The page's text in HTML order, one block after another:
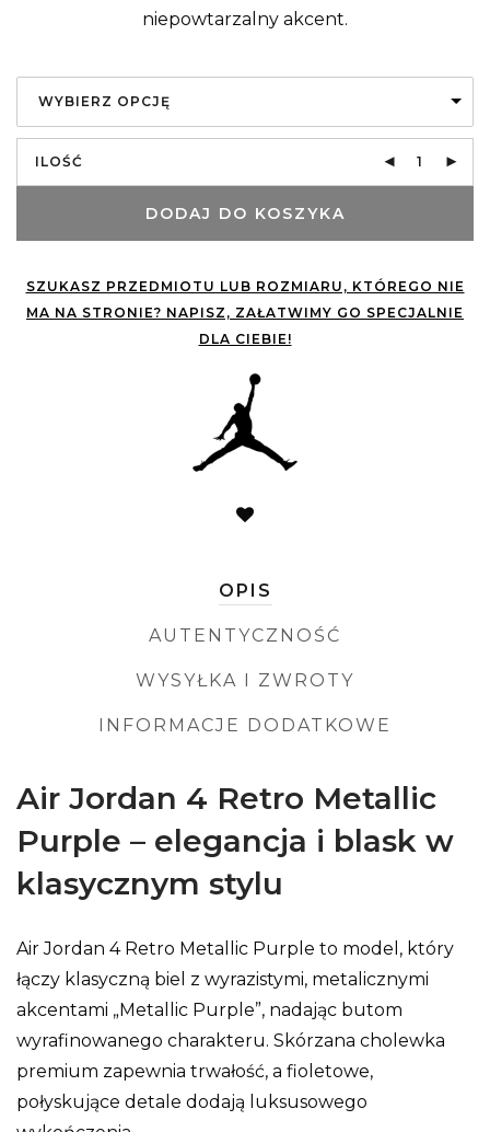
niepowtarzalny akcent.
WYBIERZ OPCJĘ
ILOŚĆ
DODAJ DO KOSZYKA
SZUKASZ PRZEDMIOTU LUB ROZMIARU, KTÓREGO NIE
MA NA STRONIE? NAPISZ, ZAŁATWIMY GO SPECJALNIE
DLA CIEBIE!
OPIS
AUTENTYCZNOŚĆ
WYSYŁKA I ZWROTY
INFORMACJE DODATKOWE
Air Jordan 4 Retro Metallic
Purple – elegancja i blask w
klasycznym stylu
Air Jordan 4 Retro Metallic Purple to model, który
łączy klasyczną biel z wyrazistymi, metalicznymi
akcentami „Metallic Purple”, nadając butom
wyrafinowanego charakteru. Skórzana cholewka
premium zapewnia trwałość, a fioletowe,
połyskujące detale dodają luksusowego